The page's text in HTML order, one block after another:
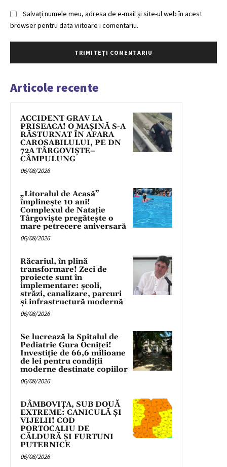
Salvați numele meu, adresa de e-mail și site-ul web în acest
browser pentru data viitoare i comentariu.
Articole recente
ACCIDENT GRAV LA
PRISEACA! O MAȘINĂ S-A
RĂSTURNAT ÎN AFARA
CAROSABILULUI, PE DN
72A TÂRGOVIȘTE–
CÂMPULUNG
06/08/2026
„Litoralul de Acasă”
împlinește 10 ani!
Complexul de Natație
Târgoviște pregătește o
mare petrecere aniversară
06/08/2026
Răcariul, în plină
transformare! Zeci de
proiecte sunt în
implementare: școli,
străzi, canalizare, parcuri
și infrastructură modernă
06/08/2026
Se lucrează la Spitalul de
Pediatrie Gura Ocniței!
Investiție de 66,6 milioane
de lei pentru condiții
moderne destinate copiilor
06/08/2026
DÂMBOVIȚA, SUB DOUĂ
EXTREME: CANICULĂ ȘI
VIJELII! COD
PORTOCALIU DE
CĂLDURĂ ȘI FURTUNI
PUTERNICE
06/08/2026